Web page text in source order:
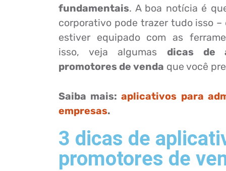
fundamentais. A boa notícia é
corporativo pode trazer tudo isso –
estiver equipado com as
isso, veja algumas dicas de
promotores de venda que você
Saiba mais:aplicativos para
empresas.
3 dicas de
promotores de